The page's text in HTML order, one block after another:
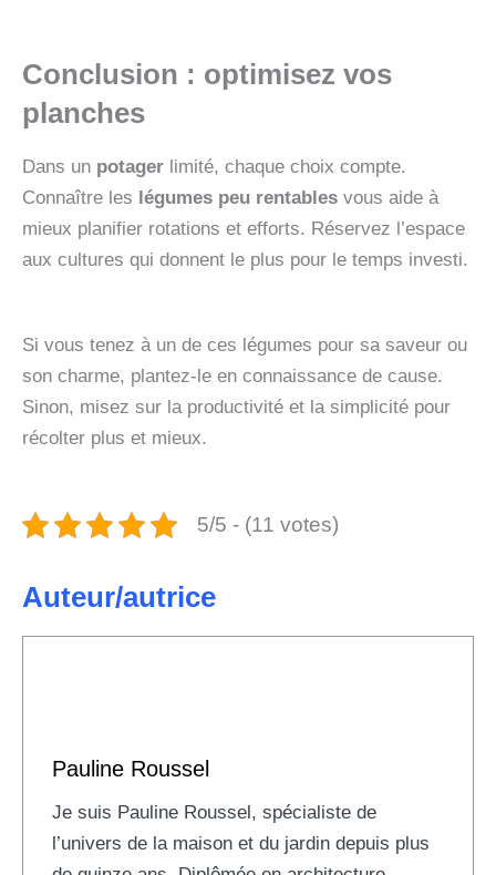
Conclusion : optimisez vos
planches
Dans un potager limité, chaque choix compte.
Connaître les légumes peu rentables vous aide à
mieux planifier rotations et efforts. Réservez l’espace
aux cultures qui donnent le plus pour le temps investi.
Si vous tenez à un de ces légumes pour sa saveur ou
son charme, plantez-le en connaissance de cause.
Sinon, misez sur la productivité et la simplicité pour
récolter plus et mieux.
5/5 - (11 votes)
Auteur/autrice
Pauline Roussel
Je suis Pauline Roussel, spécialiste de
l’univers de la maison et du jardin depuis plus